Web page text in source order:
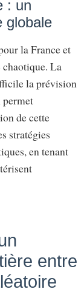
: un
globale
la France et
La
la prévision
permet
de cette
stratégies
en tenant
entre